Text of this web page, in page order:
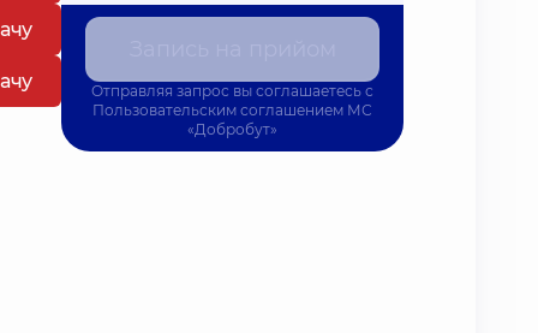
Отправляя запрос вы соглашаетесь с
Пользовательским соглашением МС
«Добробут»